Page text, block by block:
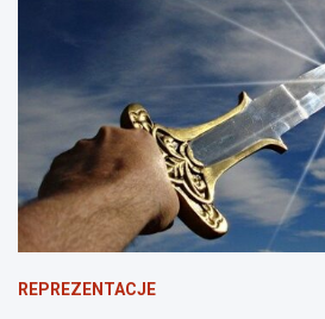
REPREZENTACJE